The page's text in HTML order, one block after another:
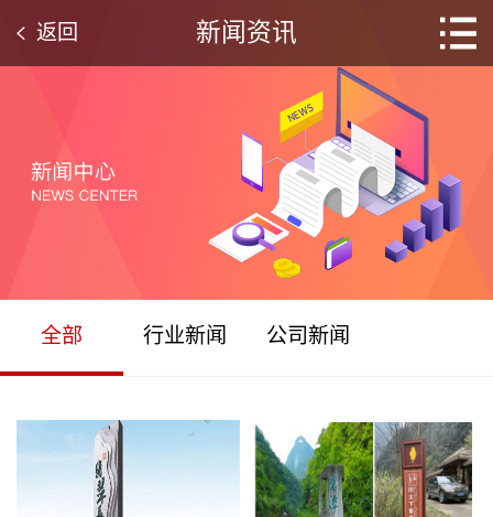
新闻资讯
返回
全部 行业新闻 公司新闻